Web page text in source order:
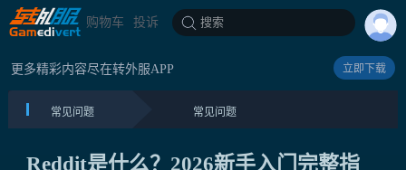
购物车 投诉 搜索
更多精彩内容尽在转外服APP 立即下载
常见问题 常见问题
Reddit是什么？2026新手入门完整指